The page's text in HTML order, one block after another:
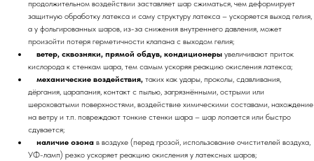
продолжительном воздействии заставляет шар сжиматься, чем деформирует
защитную обработку латекса и саму структуру латекса – ускоряется выход гелия,
а у фольгированных шаров, из-за снижения внутреннего давления, может
произойти потеря герметичности клапана с выходом гелия;
ветер, сквозняки, прямой обдув, кондиционеры увеличивают приток
кислорода к стенкам шара, тем самым ускоряя реакцию окисления латекса;
механические воздействия, таких как удары, проколы, сдавливания,
дёргания, царапания, контакт с пылью, загрязнёнными, острыми или
шероховатыми поверхностями, воздействие химическими составами, нахождение
на ветру и т.п. повреждают тонкие стенки шара – шар лопается или быстро
сдувается;
наличие озона в воздухе (перед грозой, использование очистителей воздуха,
УФ-ламп) резко ускоряет реакцию окисления у латексных шаров;